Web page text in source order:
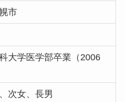
市
大学医学部卒業（2006
次女、長男